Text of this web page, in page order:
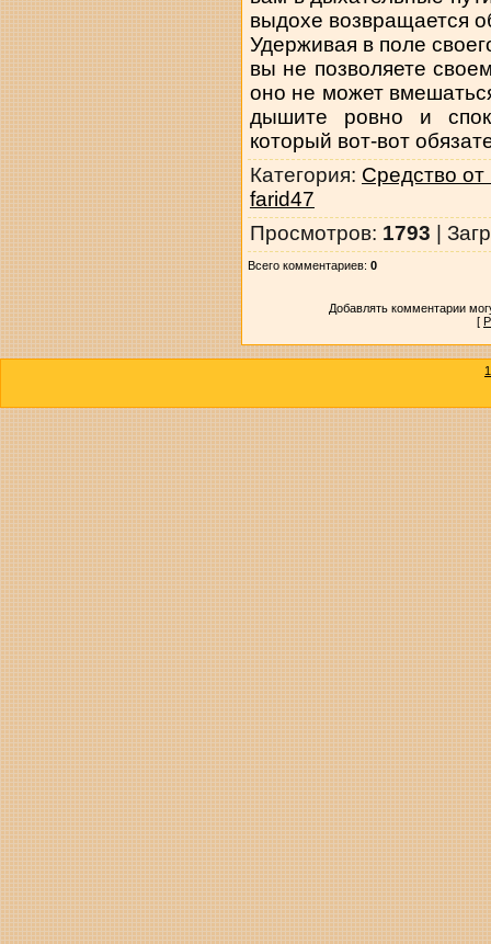
выдохе возвращается
Удерживая в поле
вы не позволяете
оно не может
дышите ровно и
который вот-вот
Категория: Средство
farid47
Просмотров: 1793 |
Всего комментариев: 0
Добавлять комментарии
[